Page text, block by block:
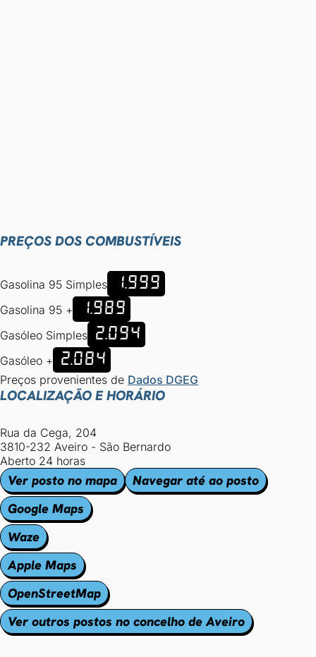
PREÇOS DOS COMBUSTÍVEIS
Gasolina 95 Simples 1.999
Gasolina 95 + 1.989
Gasóleo Simples 2.094
Gasóleo + 2.084
Preços provenientes de Dados DGEG
LOCALIZAÇÃO E HORÁRIO
Rua da Cega, 204
3810-232 Aveiro - São Bernardo
Aberto 24 horas
Ver posto no mapa
Navegar até ao posto
Google Maps
Waze
Apple Maps
OpenStreetMap
Ver outros postos no concelho de Aveiro